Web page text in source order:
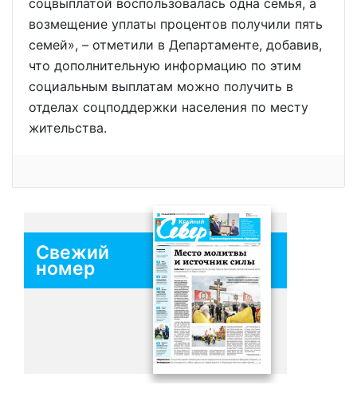
возмещение уплаты процентов получили пять
семей», – отметили в Департаменте, добавив,
что дополнительную информацию по этим
социальным выплатам можно получить в
отделах соцподдержки населения по месту
жительства.
Свежий
номер